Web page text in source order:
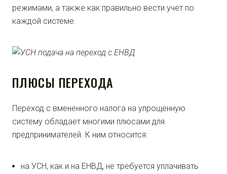
режимами, а также как правильно вести учет по
каждой системе.
ПЛЮСЫ ПЕРЕХОДА
Переход с вмененного налога на упрощенную
систему обладает многими плюсами для
предпринимателей. К ним относится:
на УСН, как и на ЕНВД, не требуется уплачивать